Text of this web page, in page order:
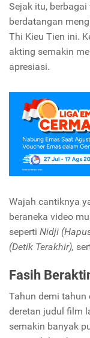
Sejak itu,
berdatangan
Thi Kieu Tien ini.
akting semakin
apresiasi.
Wajah cantiknya
beraneka video
seperti Nidji
(Detik Terakhir),
Fasih
Tahun demi
deretan judul film
semakin banyak